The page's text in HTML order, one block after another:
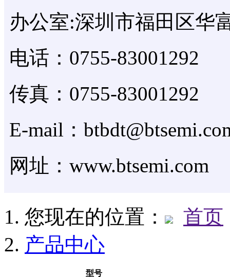
办公室:深圳市福田区华
电话：0755-83001292
传真：0755-83001292
E-mail：
网址：www.btsemi.com
您现在的位置：
首页
产品中心
型号